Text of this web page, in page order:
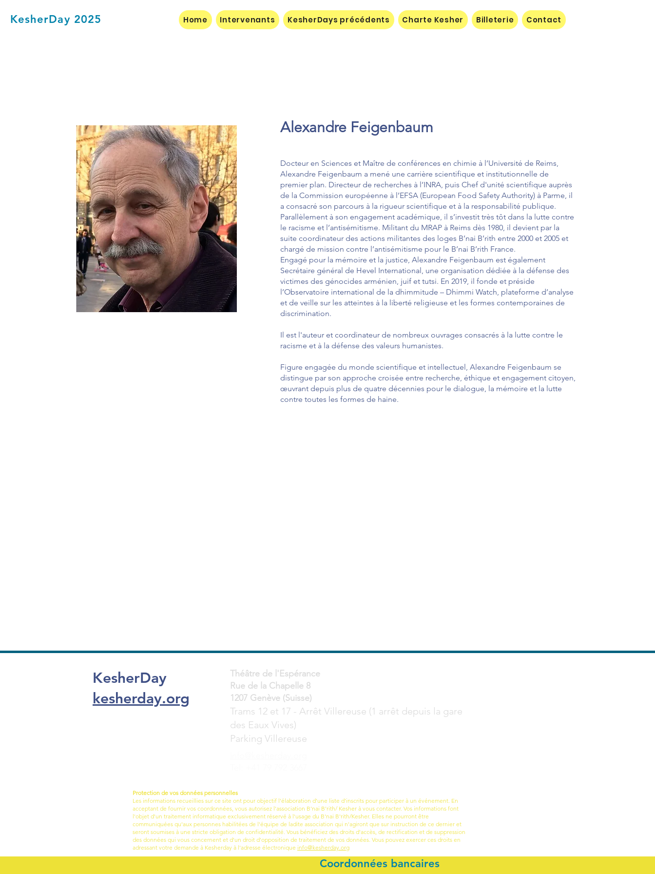
KesherDay 2025 Home Intervenants KesherDays précédents Charte Kesher Billeterie Contact
Alexandre Feigenbaum
Docteur en Sciences et Maître de conférences en chimie à l’Université de Reims,
Alexandre Feigenbaum a mené une carrière scientifique et institutionnelle de
premier plan. Directeur de recherches à l’INRA, puis Chef d'unité scientifique auprès
de la Commission européenne à l’EFSA (European Food Safety Authority) à Parme, il
a consacré son parcours à la rigueur scientifique et à la responsabilité publique.
Parallèlement à son engagement académique, il s’investit très tôt dans la lutte contre
le racisme et l’antisémitisme. Militant du MRAP à Reims dès 1980, il devient par la
suite coordinateur des actions militantes des loges B’nai B’rith entre 2000 et 2005 et
chargé de mission contre l’antisémitisme pour le B’nai B’rith France.
Engagé pour la mémoire et la justice, Alexandre Feigenbaum est également
Secrétaire général de Hevel International, une organisation dédiée à la défense des
victimes des génocides arménien, juif et tutsi. En 2019, il fonde et préside
l’Observatoire international de la dhimmitude – Dhimmi Watch, plateforme d’analyse
et de veille sur les atteintes à la liberté religieuse et les formes contemporaines de
discrimination.
Il est l'auteur et coordinateur de nombreux ouvrages consacrés à la lutte contre le
racisme et à la défense des valeurs humanistes.
Figure engagée du monde scientifique et intellectuel, Alexandre Feigenbaum se
distingue par son approche croisée entre recherche, éthique et engagement citoyen,
œuvrant depuis plus de quatre décennies pour le dialogue, la mémoire et la lutte
contre toutes les formes de haine.
KesherDay
kesherday.org
Théâtre de l'Espérance
Rue de la Chapelle 8
1207 Genève (Suisse)
Trams 12 et 17 - Arrêt Villereuse (1 arrêt depuis la gare
des Eaux Vives)
Parking Villereuse
Protection de vos données personnelles
Les informations recueillies sur ce site ont pour objectif l'élaboration d'une liste d'inscrits pour participer à un événement. En
acceptant de fournir vos coordonnées, vous autorisez l'association B'nai B'rith/ Kesher à vous contacter. Vos informations font
l'objet d'un traitement informatique exclusivement réservé à l'usage du B'nai B'rith/Kesher. Elles ne pourront être
communiquées qu'aux personnes habilitées de l'équipe de ladite association qui n'agiront que sur instruction de ce dernier et
seront soumises à une stricte obligation de confidentialité. Vous bénéficiez des droits d'accès, de rectification et de suppression
des données qui vous concernent et d'un droit d'opposition de traitement de vos données. Vous pouvez exercer ces droits en
adressant votre demande à Kesherday à l'adresse électronique info@kesherday.org
Coordonnées bancaires